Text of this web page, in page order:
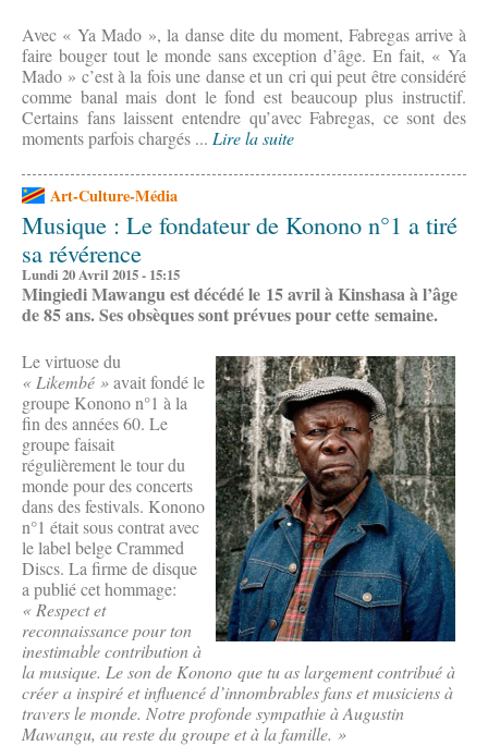
Avec « Ya Mado », la danse dite du moment, Fabregas arrive à
faire bouger tout le monde sans exception d’âge. En fait, « Ya
Mado » c’est à la fois une danse et un cri qui peut être considéré
comme banal mais dont le fond est beaucoup plus instructif.
Certains fans laissent entendre qu’avec Fabregas, ce sont des
moments parfois chargés ... Lire la suite
Art-Culture-Média
Musique : Le fondateur de Konono n°1 a tiré
sa révérence
Lundi 20 Avril 2015 - 15:15
Mingiedi Mawangu est décédé le 15 avril à Kinshasa à l’âge
de 85 ans. Ses obsèques sont prévues pour cette semaine.
Le virtuose du
« Likembé »avait fondé le
groupe Konono n°1 à la
fin des années 60. Le
groupe faisait
régulièrement le tour du
monde pour des concerts
dans des festivals. Konono
n°1 était sous contrat avec
le label belge Crammed
Discs. La firme de disque
a publié cet hommage:
« Respect et
reconnaissance pour ton
inestimable contribution à
la musique. Le son de Konono que tu as largement contribué à
créer a inspiré et influencé d’innombrables fans et musiciens à
travers le monde. Notre profonde sympathie à Augustin
Mawangu, au reste du groupe et à la famille. »